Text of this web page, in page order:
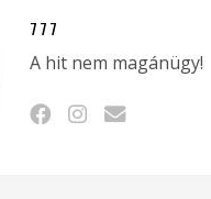
777
A hit nem magánügy!